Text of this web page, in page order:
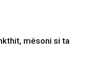
mësoni si ta